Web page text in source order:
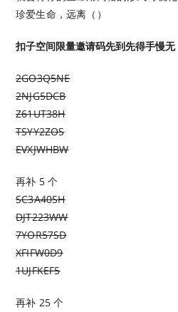
珍爱生命，远离（）
扣子空间限量邀请码先到先得手慢无
2GO3Q5NE
2NJG5DCB
Z61UT38H
TSYY2ZOS
EVXJWHBW
再补 5 个
SC3A40SH
DJT223WW
7YOR57SD
XFIFW0D9
1UJFKEF5
再补 25 个